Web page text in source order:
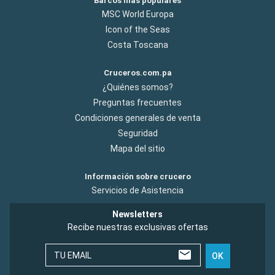
MSC World Europa
Icon of the Seas
Costa Toscana
Cruceros.com.pa
¿Quiénes somos?
Preguntas frecuentes
Condiciones generales de venta
Seguridad
Mapa del sitio
Información sobre crucero
Servicios de Asistencia
Newsletters
Recibe nuestras exclusivas ofertas
TU EMAIL OK